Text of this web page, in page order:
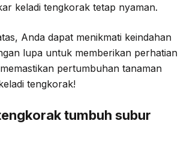
keladi tengkorak tetap nyaman.
Anda dapat menikmati keindahan
lupa untuk memberikan perhatian
pertumbuhan tanaman
tengkorak!
tumbuh subur